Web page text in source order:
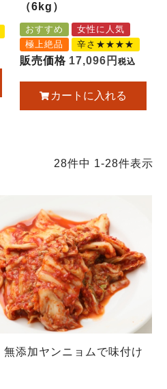
（6kg）
おすすめ
女性に人気
極上絶品
辛さ★★★★
販売価格 17,096 税込
カートに入れる
28件中 1-28件表示
無添加ヤンニョムで味付け